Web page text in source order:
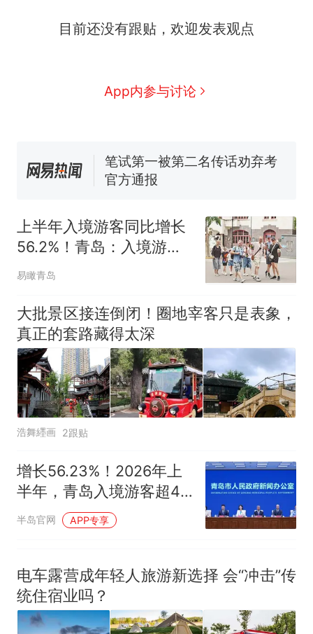
目前还没有跟贴，欢迎发表观点
App内参与讨论
因老师一句“跟我回家”改写了
协会回应
台风"白海豚"中心附近最大风
力已达15级 最新研判
已叫停招聘，成立调查组全面
核查
笔试第一被第二名传话劝弃考
官方通报
5060元才肯搬上楼！女子傻眼
了……
热
那个在床头放菜刀的女孩，
因老师一句“跟我回家”改写了
上半年入境游客同比增长
56.2%！青岛：入境游大
流量持续转为消费新增量
易瞰青岛
大批景区接连倒闭！圈地宰客只是表象，
真正的套路藏得太深
浩舞纆画 2跟贴
增长56.23%！2026年上
半年，青岛入境游客超44
万人次
半岛官网 APP专享
电车露营成年轻人旅游新选择 会“冲击”传
统住宿业吗？